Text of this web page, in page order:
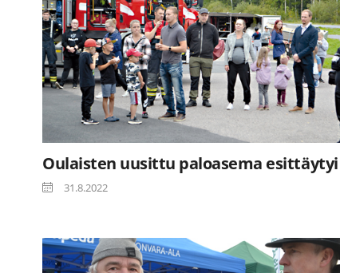
Oulaisten uusittu paloasema esittäytyi
31.8.2022